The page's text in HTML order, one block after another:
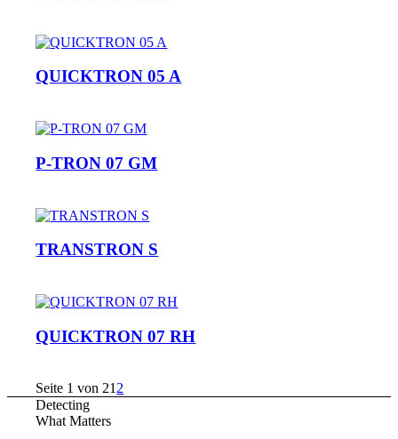
QUICKTRON 05 A
P-TRON 07 GM
TRANSTRON S
QUICKTRON 07 RH
Seite 1 von 21 2
Detecting
What Matters